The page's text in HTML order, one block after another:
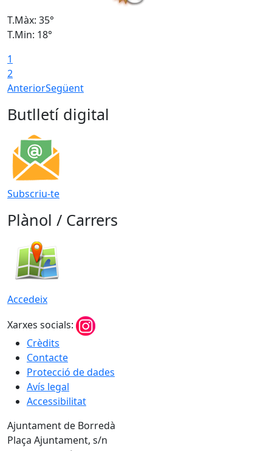
T.Màx: 35°
T.Min: 18°
1
2
AnteriorSegüent
Butlletí digital
Subscriu-te
Plànol / Carrers
Accedeix
Xarxes socials:
Crèdits
Contacte
Protecció de dades
Avís legal
Accessibilitat
Ajuntament de Borredà
Plaça Ajuntament, s/n